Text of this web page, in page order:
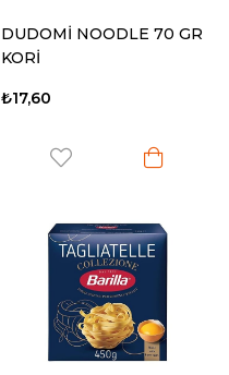
DUDOMİ NOODLE 70 GR
KORİ
₺17,60